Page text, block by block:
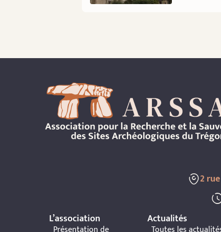
2
L’association
Actualités